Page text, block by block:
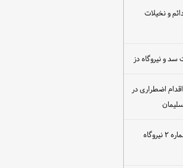
و نخیلات
و نیروگاه دز
اضطراری در
پس از اجرای عملیات گسترده فنی، واحد شماره ۲ نیروگاه